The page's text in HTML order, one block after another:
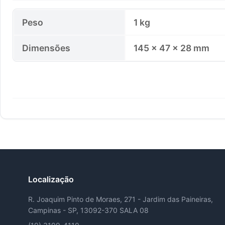
Peso 1 kg
Dimensões 145 × 47 × 28 mm
Localização
R. Joaquim Pinto de Moraes, 271 - Jardim das Paineiras,
Campinas - SP, 13092-370 SALA 08